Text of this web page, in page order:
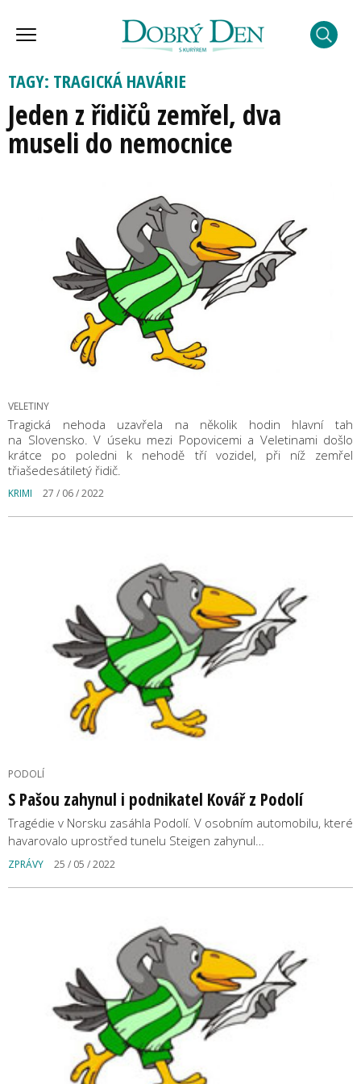
TAGY: TRAGICKÁ HAVÁRIE
Jeden z řidičů zemřel, dva
museli do nemocnice
VELETINY
Tragická nehoda uzavřela na několik hodin hlavní tah
na Slovensko. V úseku mezi Popovicemi a Veletinami došlo
krátce po poledni k nehodě tří vozidel, při níž zemřel
třiašedesátiletý řidič.
KRIMI 27 / 06 / 2022
PODOLÍ
S Pašou zahynul i podnikatel Kovář z Podolí
Tragédie v Norsku zasáhla Podolí. V osobním automobilu, které
havarovalo uprostřed tunelu Steigen zahynul…
ZPRÁVY 25 / 05 / 2022